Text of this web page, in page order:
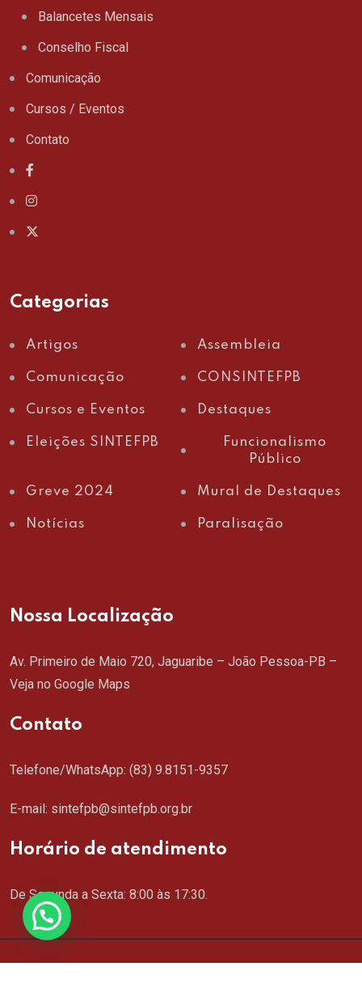
Balancetes Mensais
Conselho Fiscal
Comunicação
Cursos / Eventos
Contato
Categorias
Artigos Assembleia
Comunicação CONSINTEFPB
Cursos e Eventos Destaques
Eleições SINTEFPB
Funcionalismo
Público
Greve 2024 Mural de Destaques
Notícias Paralisação
Nossa Localização
Av. Primeiro de Maio 720, Jaguaribe – João Pessoa-PB –
Veja no Google Maps
Contato
Telefone/WhatsApp: (83) 9.8151-9357
E-mail: sintefpb@sintefpb.org.br
Horário de atendimento
De Segunda a Sexta: 8:00 às 17:30.